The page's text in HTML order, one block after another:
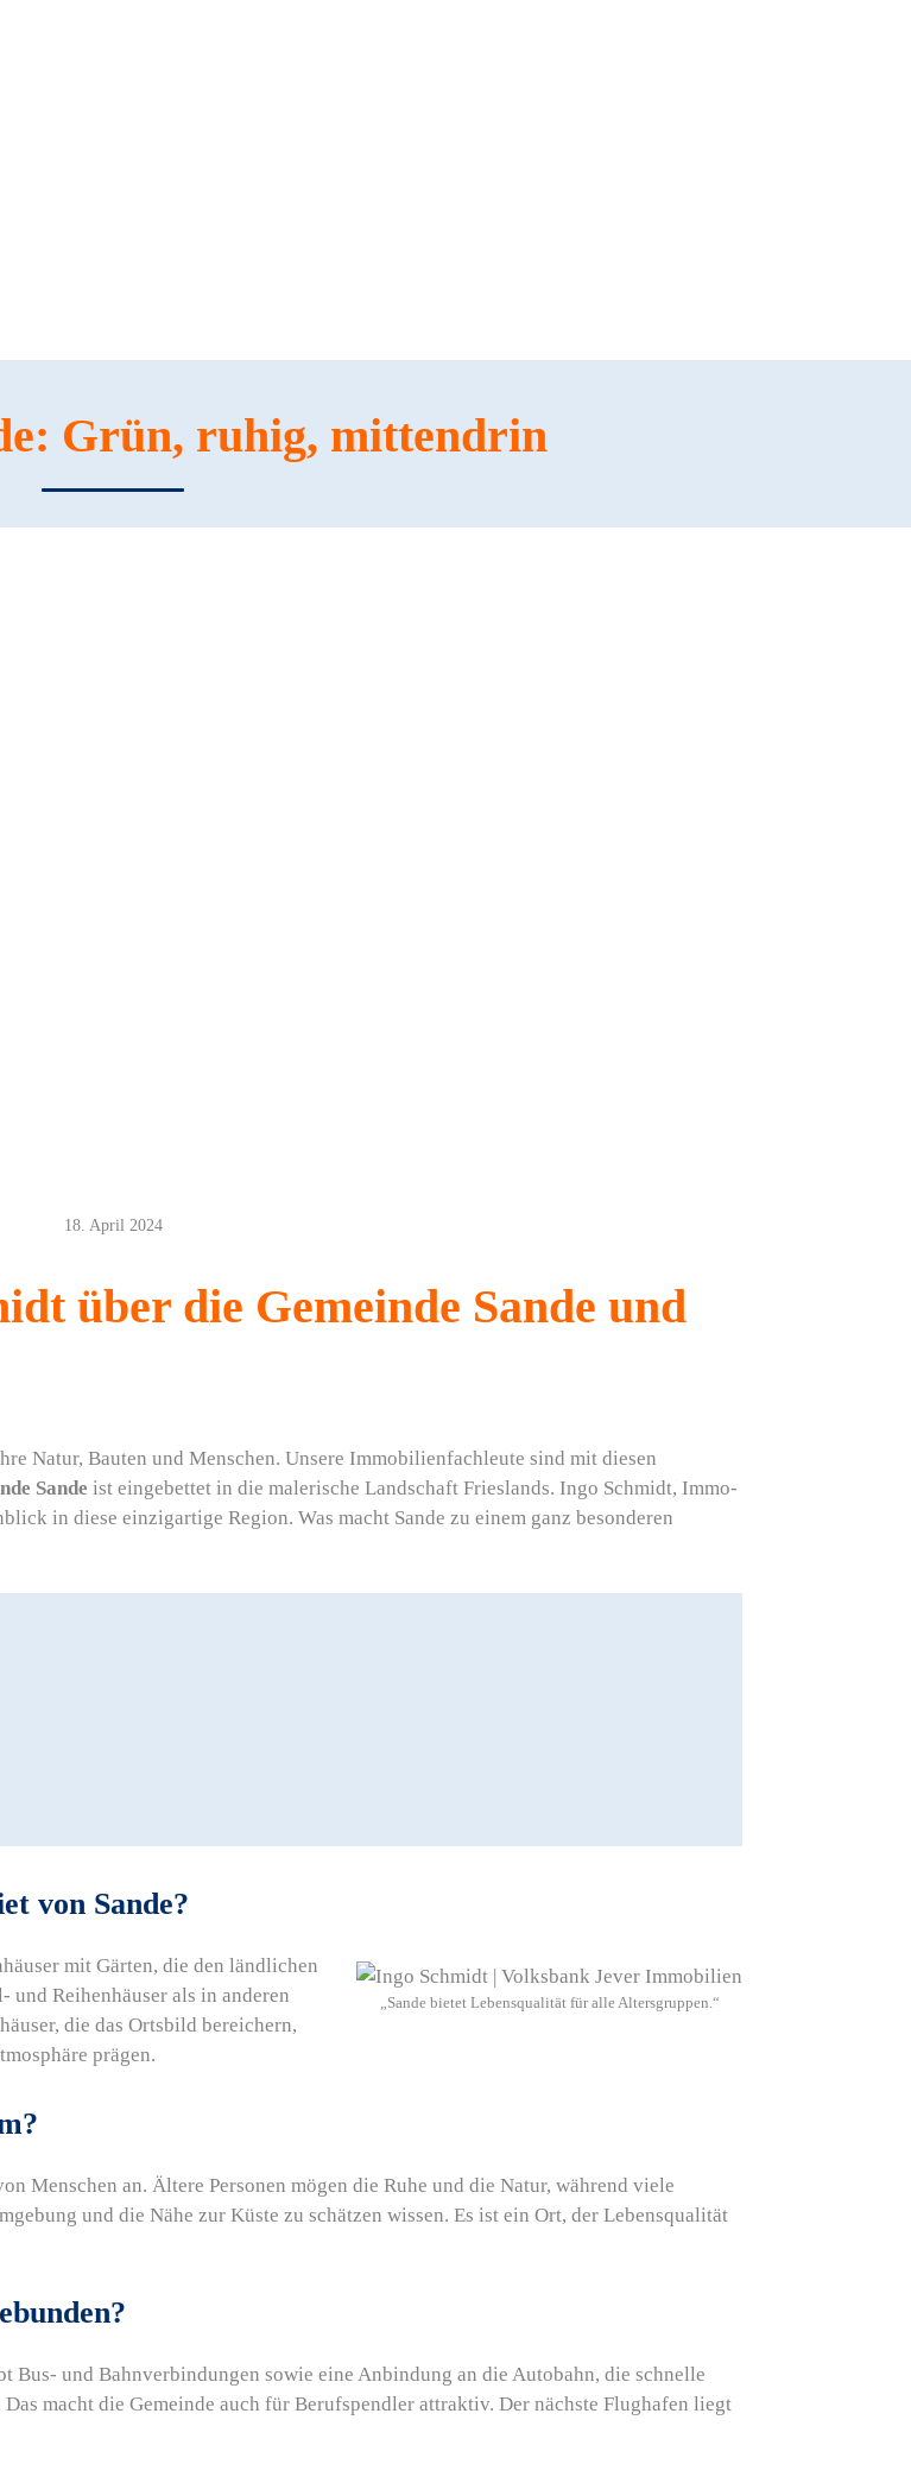
Grün, ruhig, mittendrin
18. April 2024
über die Gemeinde Sande und
Natur, Bauten und Menschen. Unsere Immobilienfachleute sind mit diesen
Sande ist eingebettet in die malerische Landschaft Frieslands. Ingo Schmidt, Immo-
in diese einzigartige Region. Was macht Sande zu einem ganz besonderen
von Sande?
„Sande bietet Lebensqualität für alle Altersgruppen.“
mit Gärten, die den ländlichen
und Reihenhäuser als in anderen
die das Ortsbild bereichern,
prägen.
Menschen an. Ältere Personen mögen die Ruhe und die Natur, während viele
und die Nähe zur Küste zu schätzen wissen. Es ist ein Ort, der Lebensqualität
Bus- und Bahnverbindungen sowie eine Anbindung an die Autobahn, die schnelle
macht die Gemeinde auch für Berufspendler attraktiv. Der nächste Flughafen liegt